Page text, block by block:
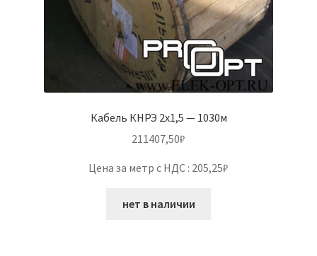
Кабель КНРЭ 2х1,5 — 1030м
211407,50₽
Цена за метр с НДС : 205,25₽
нет в наличии